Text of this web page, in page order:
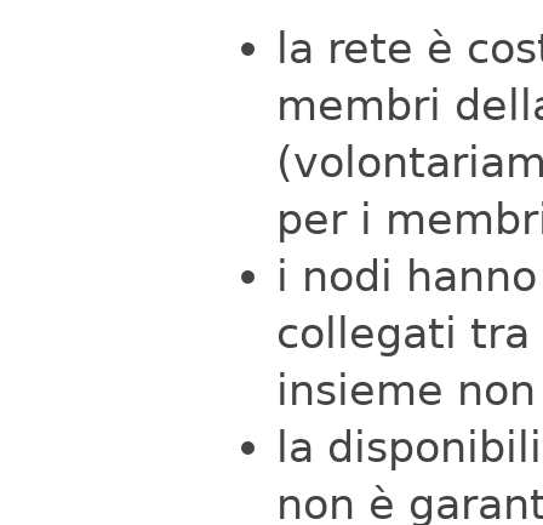
la rete è
membri
per i
i nodi
collegati tra
insieme
la
non è